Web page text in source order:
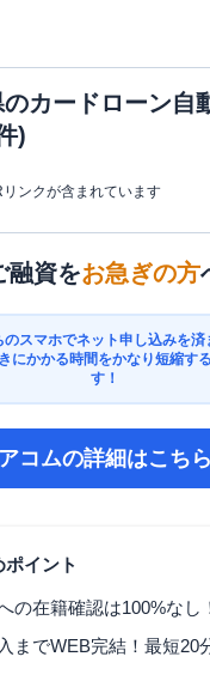
カードローン自
)
ンクが含まれています
融資をお急ぎの方
スマホでネット申し込みを済
にかかる時間をかなり短縮す
す！
アコムの詳細はこちら
ポイント
の在籍確認は100%なし
までWEB完結！最短20